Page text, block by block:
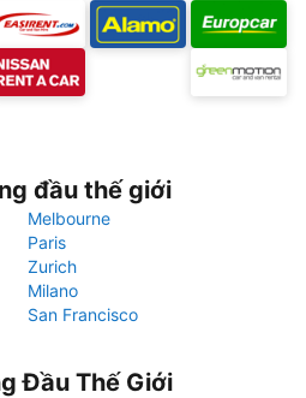
đầu thế giới
Melbourne
Paris
Zurich
Milano
San Francisco
Đầu Thế Giới